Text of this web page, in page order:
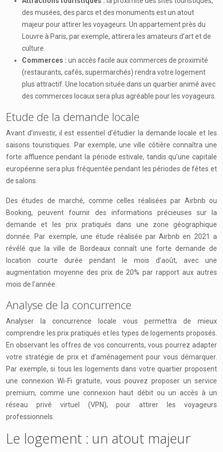
des musées, des parcs et des monuments est un atout
majeur pour attirer les voyageurs. Un appartement près du
Louvre à Paris, par exemple, attirera les amateurs d’art et de
culture.
Commerces : un accès facile aux commerces de proximité
(restaurants, cafés, supermarchés) rendra votre logement
plus attractif. Une location située dans un quartier animé avec
des commerces locaux sera plus agréable pour les voyageurs.
Etude de la demande locale
Avant d’investir, il est essentiel d’étudier la demande locale et les
saisons touristiques. Par exemple, une ville côtière connaîtra une
forte affluence pendant la période estivale, tandis qu’une capitale
européenne sera plus fréquentée pendant les périodes de fêtes et
de salons.
Des études de marché, comme celles réalisées par Airbnb ou
Booking, peuvent fournir des informations précieuses sur la
demande et les prix pratiqués dans une zone géographique
donnée. Par exemple, une étude réalisée par Airbnb en 2021 a
révélé que la ville de Bordeaux connaît une forte demande de
location courte durée pendant le mois d’août, avec une
augmentation moyenne des prix de 20% par rapport aux autres
mois de l’année.
Analyse de la concurrence
Analyser la concurrence locale vous permettra de mieux
comprendre les prix pratiqués et les types de logements proposés.
En observant les offres de vos concurrents, vous pourrez adapter
votre stratégie de prix et d’aménagement pour vous démarquer.
Par exemple, si tous les logements dans votre quartier proposent
une connexion Wi-Fi gratuite, vous pouvez proposer un service
premium, comme une connexion haut débit ou un accès à un
réseau privé virtuel (VPN), pour attirer les voyageurs
professionnels.
Le logement : un atout majeur